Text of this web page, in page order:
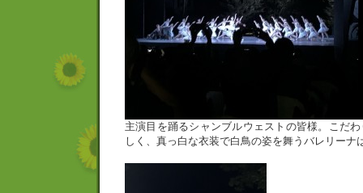
主演目を踊るシャンブルウェストの皆様。こだ
しく、真っ白な衣装で白鳥の姿を舞うバレリーナ